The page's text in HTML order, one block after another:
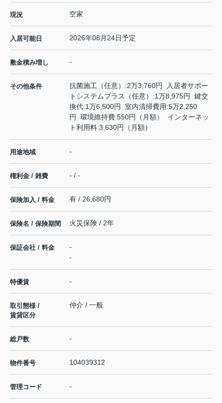
現況 空家
入居可能日 2026年08月24日予定
敷金積み増し -
その他条件
抗菌施工（任意）:2万3,760円 入居者サポー
トシステムプラス（任意）:1万8,975円 鍵交
換代:1万6,500円 室内清掃費用:5万2,250
円 環境維持費:550円（月額） インターネッ
ト利用料:3,630円（月額）
用途地域 -
権利金 / 雑費 - / -
保険加入 / 料金 有 / 26,680円
保険名 / 保険期間 火災保険 / 2年
保証会社 / 料金
-
-
特優賃 -
取引態様 /
賃貸区分
仲介 / 一般
総戸数 -
物件番号 104039312
管理コード -